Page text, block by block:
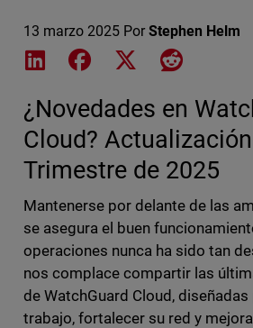
13 marzo 2025 Por Stephen Helm
Share on LinkedIn
Share on Facebook
Share on XShare on
¿Novedades en
Cloud?
Trimestre de 2025
Mantenerse por delante de las
se asegura el buen
operaciones nunca ha sido tan
nos complace compartir las
de WatchGuard Cloud,
trabajo, fortalecer su red y